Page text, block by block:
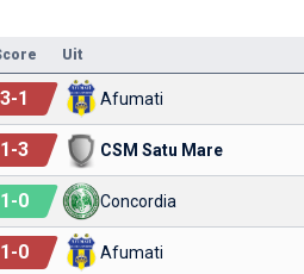
Uit
3-1 Afumati
1-3 CSM Satu Mare
1-0 Concordia
1-0 Afumati